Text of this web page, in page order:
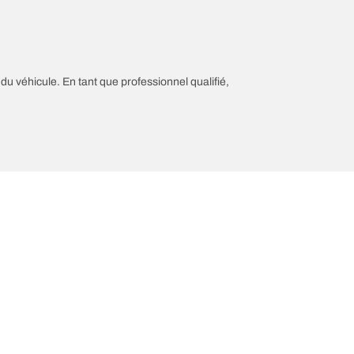
véhicule. En tant que professionnel qualifié,